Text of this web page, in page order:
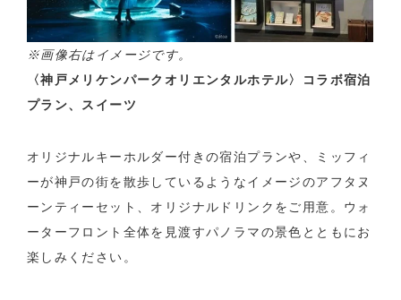
※画像右はイメージです。
〈神戸メリケンパークオリエンタルホテル〉コラボ宿泊
プラン、スイーツ
オリジナルキーホルダー付きの宿泊プランや、ミッフィ
ーが神戸の街を散歩しているようなイメージのアフタヌ
ーンティーセット、オリジナルドリンクをご用意。ウォ
ーターフロント全体を見渡すパノラマの景色とともにお
楽しみください。